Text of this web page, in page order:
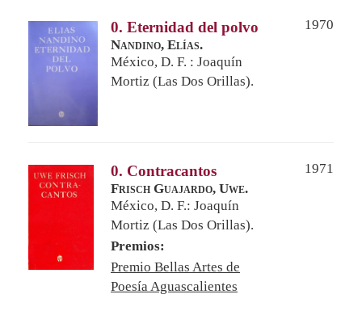
0. Eternidad del polvo
1970
Nandino, Elías.
México, D. F. : Joaquín
Mortiz (Las Dos Orillas).
0. Contracantos
1971
Frisch Guajardo, Uwe.
México, D. F.: Joaquín
Mortiz (Las Dos Orillas).
Premios:
Premio Bellas Artes de
Poesía Aguascalientes